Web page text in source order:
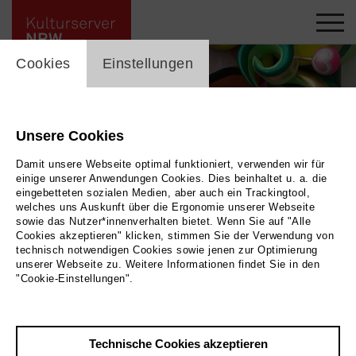
cookie_layer
Cookies Einstellungen
Unsere Cookies
Damit unsere Webseite optimal funktioniert, verwenden wir für
einige unserer Anwendungen Cookies. Dies beinhaltet u. a. die
eingebetteten sozialen Medien, aber auch ein Trackingtool,
welches uns Auskunft über die Ergonomie unserer Webseite
sowie das Nutzer*innenverhalten bietet. Wenn Sie auf "Alle
Cookies akzeptieren" klicken, stimmen Sie der Verwendung von
technisch notwendigen Cookies sowie jenen zur Optimierung
unserer Webseite zu. Weitere Informationen findet Sie in den
"Cookie-Einstellungen".
Technische Cookies akzeptieren